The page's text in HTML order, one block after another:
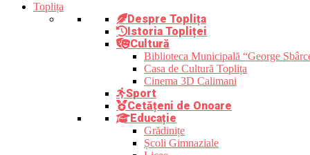
Toplița
Despre Toplița
Istoria Topliței
Cultură
Biblioteca Municipală “George
Casa de Cultură Toplița
Cinema 3D Calimani
Sport
Cetățeni de Onoare
Educație
Grădinițe
Școli Gimnaziale